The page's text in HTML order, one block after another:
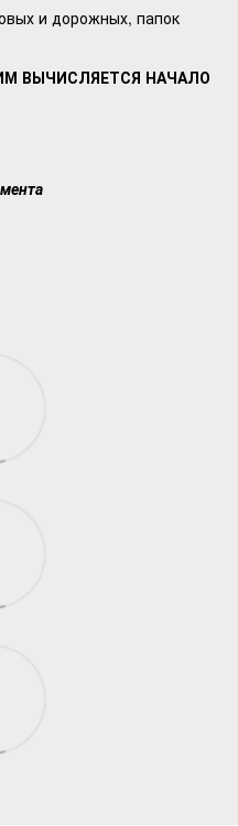
и дорожных, папок
ВЫЧИСЛЯЕТСЯ НАЧАЛО